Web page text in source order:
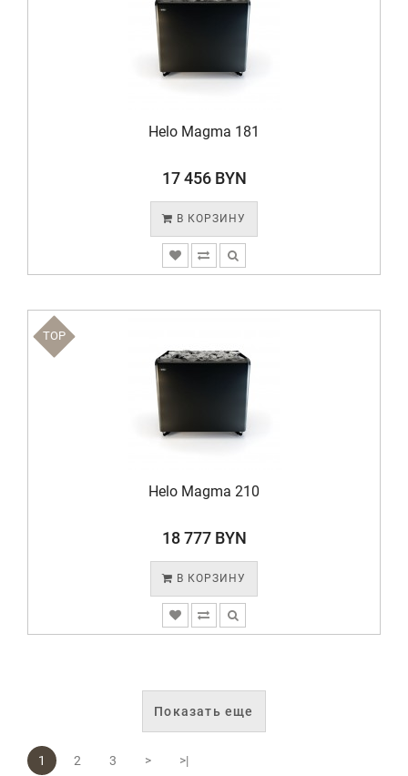
Helo Magma 181
17 456 BYN
В КОРЗИНУ
TOP
Helo Magma 210
18 777 BYN
В КОРЗИНУ
Показать еще
1 2 3 >
>|